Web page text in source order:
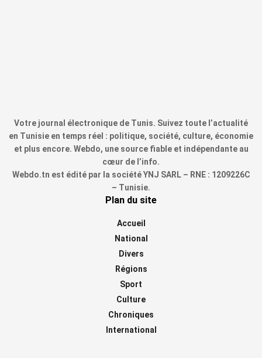
Votre journal électronique de Tunis. Suivez toute l’actualité
en Tunisie en temps réel : politique, société, culture, économie
et plus encore. Webdo, une source fiable et indépendante au
cœur de l’info.
Webdo.tn est édité par la société YNJ SARL – RNE : 1209226C
– Tunisie.
Plan du site
Accueil
National
Divers
Régions
Sport
Culture
Chroniques
International